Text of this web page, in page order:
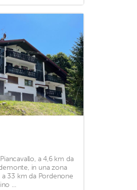
a 4,6 km da
in una zona
a 33 km da Pordenone
...